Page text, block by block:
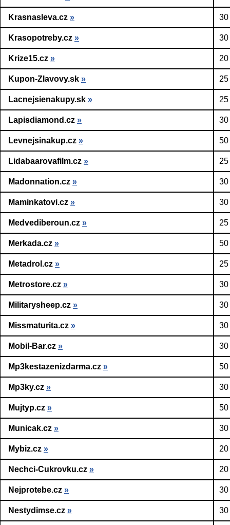
Krasnasleva.cz » 30
Krasopotreby.cz » 30
Krize15.cz »
Kupon-Zlavovy.sk »
Lacnejsienakupy.sk »
Lapisdiamond.cz » 30
Levnejsinakup.cz » 50
Lidabaarovafilm.cz »
Madonnation.cz » 30
Maminkatovi.cz » 30
Medvediberoun.cz »
Merkada.cz » 50
Metadrol.cz »
Metrostore.cz » 30
Militarysheep.cz » 30
Missmaturita.cz » 30
Mobil-Bar.cz » 30
Mp3kestazenizdarma.cz » 50
Mp3ky.cz » 30
Mujtyp.cz » 50
Municak.cz » 30
Mybiz.cz »
Nechci-Cukrovku.cz »
Nejprotebe.cz » 30
Nestydimse.cz » 30